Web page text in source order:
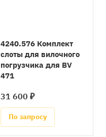
4240.576 Комплект
слоты для вилочного
погрузчика для BV
471
31 600 ₽
По запросу